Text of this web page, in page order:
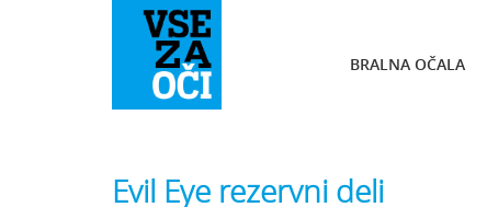
BRALNA OČALA
Evil Eye rezervni deli